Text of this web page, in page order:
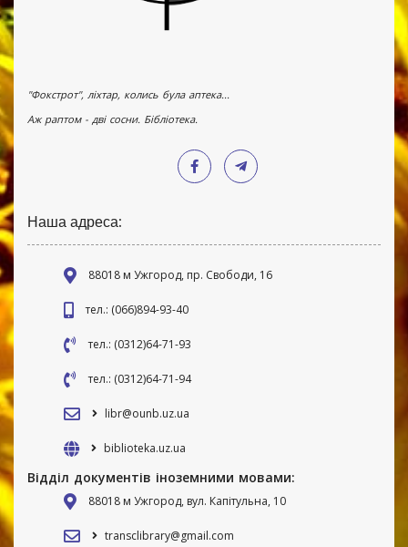
"Фокстрот", ліхтар, колись була аптека...
Аж раптом - дві сосни. Бібліотека.
Наша адреса:
88018 м Ужгород, пр. Свободи, 16
тел.: (066)894-93-40
тел.: (0312)64-71-93
тел.: (0312)64-71-94
libr@ounb.uz.ua
biblioteka.uz.ua
Відділ документів іноземними мовами:
88018 м Ужгород, вул. Капітульна, 10
transclibrary@gmail.com